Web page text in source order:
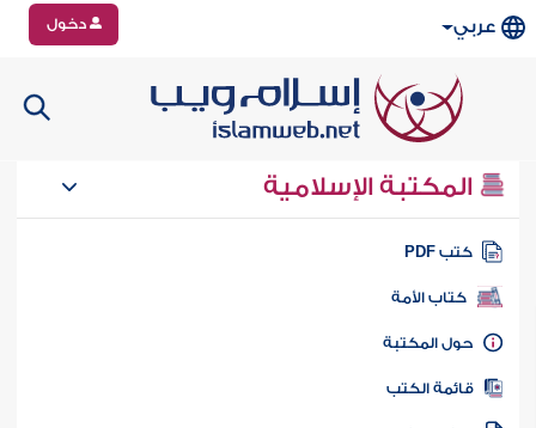
عربي دخول
المكتبة الإسلامية
كتب PDF
كتاب الأمة
المكتبة